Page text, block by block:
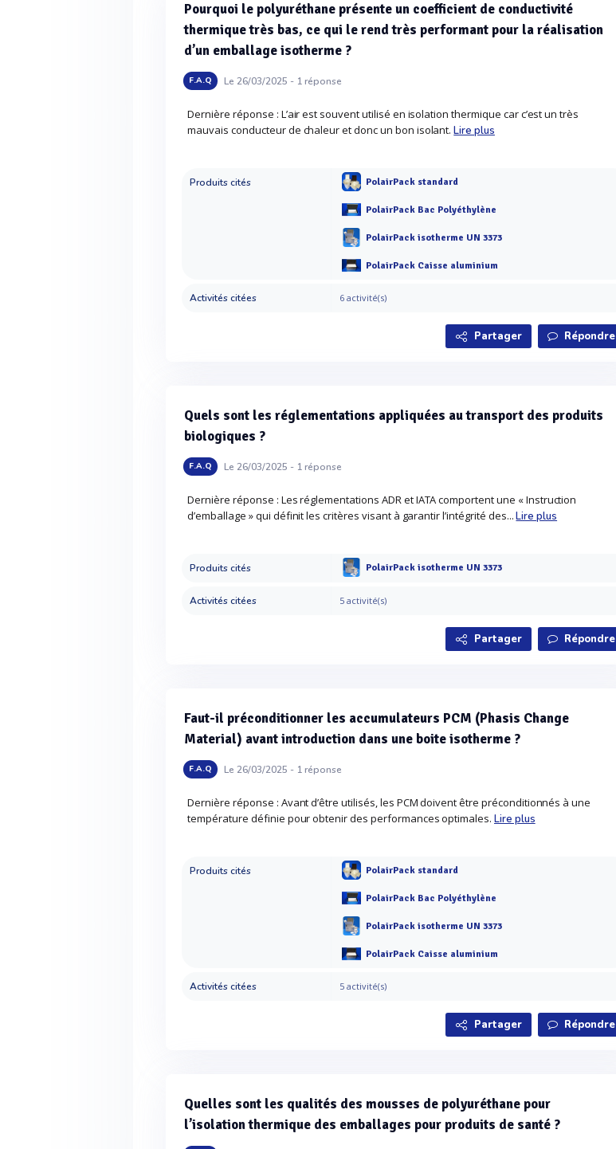
Pourquoi le polyuréthane présente un coefficient de conductivité
thermique très bas, ce qui le rend très performant pour la réalisation
d’un emballage isotherme ?
F.A.Q Le 26/03/2025 - 1réponse
Dernière réponse : L’air est souvent utilisé en isolation thermique car c’est un très
mauvais conducteur de chaleur et donc un bon isolant.Lire plus
Produits cités PolairPack standard
PolairPack Bac Polyéthylène
PolairPack isotherme UN 3373
PolairPack Caisse aluminium
Activités citées 6 activité(s)
Partager Répondre
Quels sont les réglementations appliquées au transport des produits
biologiques ?
F.A.Q Le 26/03/2025 - 1réponse
Dernière réponse : Les réglementations ADR et IATA comportent une « Instruction
d’emballage » qui définit les critères visant à garantir l’intégrité des...Lire plus
Produits cités PolairPack isotherme UN 3373
Activités citées 5 activité(s)
Partager Répondre
Faut-il préconditionner les accumulateurs PCM (Phasis Change
Material) avant introduction dans une boite isotherme ?
F.A.Q Le 26/03/2025 - 1réponse
Dernière réponse : Avant d’être utilisés, les PCM doivent être préconditionnés à une
température définie pour obtenir des performances optimales.Lire plus
Produits cités PolairPack standard
PolairPack Bac Polyéthylène
PolairPack isotherme UN 3373
PolairPack Caisse aluminium
Activités citées 5 activité(s)
Partager Répondre
Quelles sont les qualités des mousses de polyuréthane pour
l’isolation thermique des emballages pour produits de santé ?